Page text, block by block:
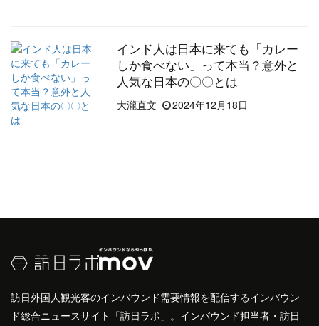
インド人は日本に来ても「カレー
しか食べない」って本当？意外と
人気な日本の〇〇とは
大瀧直文
2024年12月18日
訪日外国人観光客のインバウンド需要情報を配信するインバウン
ド総合ニュースサイト「訪日ラボ」。インバウンド担当者・訪日